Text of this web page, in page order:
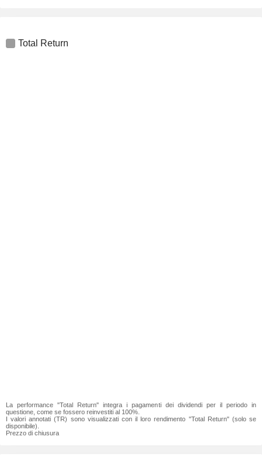
Total Return
La performance "Total Return" integra i pagamenti dei dividendi per il periodo in
questione, come se fossero reinvestiti al 100%.
I valori annotati (TR) sono visualizzati con il loro rendimento "Total Return" (solo se
disponibile).
Prezzo di chiusura